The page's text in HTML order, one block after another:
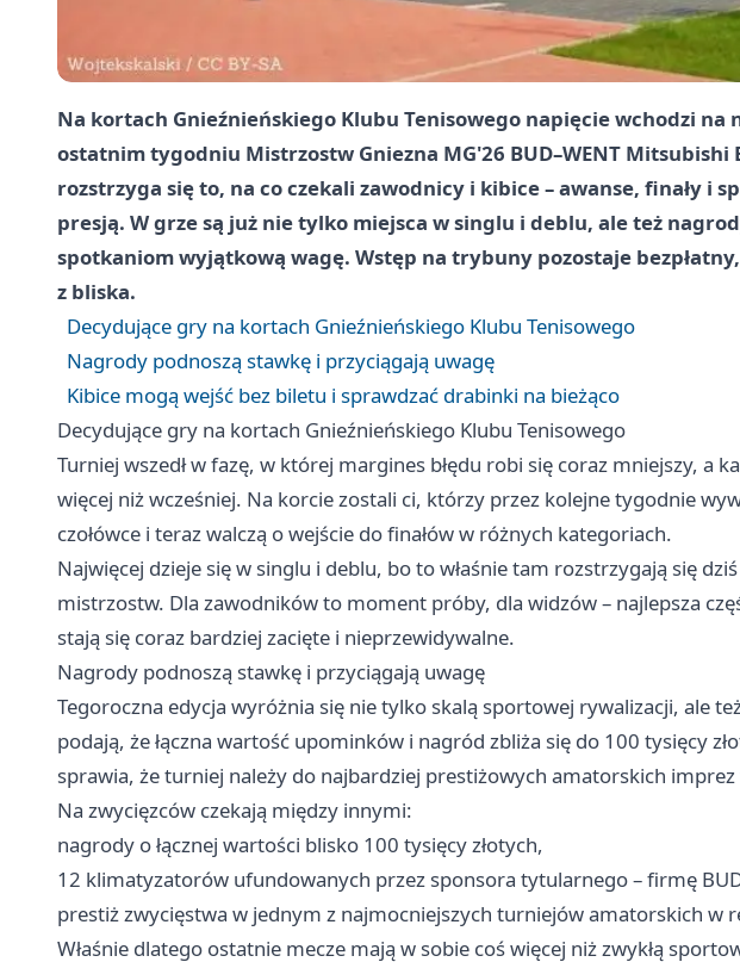
Na kortach Gnieźnieńskiego Klubu Tenisowego napięcie wchodzi na
ostatnim tygodniu Mistrzostw Gniezna MG'26 BUD–WENT Mitsubishi
rozstrzyga się to, na co czekali zawodnicy i kibice – awanse, finały i
presją. W grze są już nie tylko miejsca w singlu i deblu, ale też
spotkaniom wyjątkową wagę. Wstęp na trybuny pozostaje
z bliska.
Decydujące gry na kortach Gnieźnieńskiego Klubu Tenisowego
Nagrody podnoszą stawkę i przyciągają uwagę
Kibice mogą wejść bez biletu i sprawdzać drabinki na bieżąco
Decydujące gry na kortach Gnieźnieńskiego Klubu Tenisowego
Turniej wszedł w fazę, w której margines błędu robi się coraz mniejszy, a
więcej niż wcześniej. Na korcie zostali ci, którzy przez kolejne tygodnie
czołówce i teraz walczą o wejście do finałów w różnych kategoriach.
Najwięcej dzieje się w singlu i deblu, bo to właśnie tam rozstrzygają się
mistrzostw. Dla zawodników to moment próby, dla widzów – najlepsza
stają się coraz bardziej zacięte i nieprzewidywalne.
Nagrody podnoszą stawkę i przyciągają uwagę
Tegoroczna edycja wyróżnia się nie tylko skalą sportowej rywalizacji, ale
podają, że łączna wartość upominków i nagród zbliża się do 100 tysięcy
sprawia, że turniej należy do najbardziej prestiżowych amatorskich
Na zwycięzców czekają między innymi:
nagrody o łącznej wartości blisko 100 tysięcy złotych,
12 klimatyzatorów ufundowanych przez sponsora tytularnego – firmę
prestiż zwycięstwa w jednym z najmocniejszych turniejów amatorskich w
Właśnie dlatego ostatnie mecze mają w sobie coś więcej niż zwykłą